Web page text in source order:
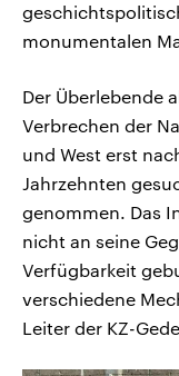
monumentalen
Der Überlebende
Verbrechen der
und West erst
Jahrzehnten
genommen. Das
nicht an seine
Verfügbarkeit
verschiedene
Leiter der KZ-